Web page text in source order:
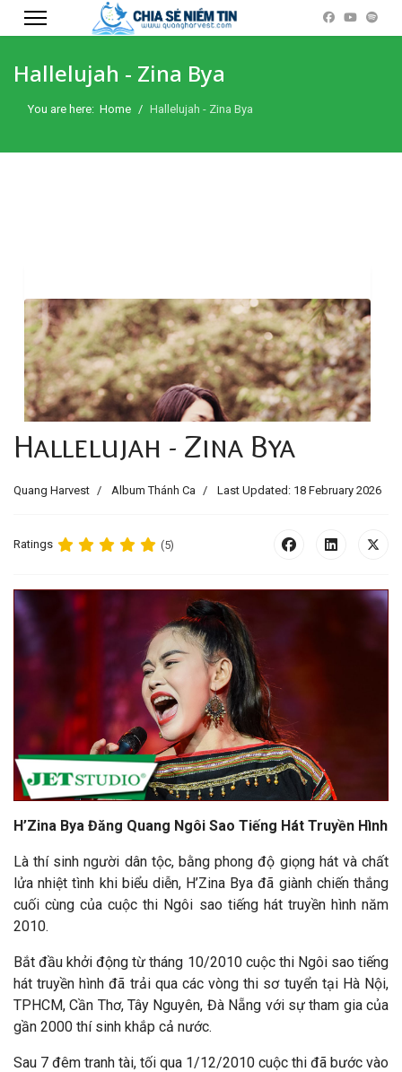
Hallelujah - Zina Bya
You are here: Home Hallelujah - Zina Bya
Hallelujah - Zina Bya
Quang Harvest Album Thánh Ca Last Updated: 18 February 2026
Ratings (5)
H’Zina Bya Đăng Quang Ngôi Sao Tiếng Hát Truyền Hình
Là thí sinh người dân tộc, bằng phong độ giọng hát và chất
lửa nhiệt tình khi biểu diễn, H’Zina Bya đã giành chiến thắng
cuối cùng của cuộc thi Ngôi sao tiếng hát truyền hình năm
2010.
Bắt đầu khởi động từ tháng 10/2010 cuộc thi Ngôi sao tiếng
hát truyền hình đã trải qua các vòng thi sơ tuyển tại Hà Nội,
TPHCM, Cần Thơ, Tây Nguyên, Đà Nẵng với sự tham gia của
gần 2000 thí sinh khắp cả nước.
Sau 7 đêm tranh tài, tối qua 1/12/2010 cuộc thi đã bước vào